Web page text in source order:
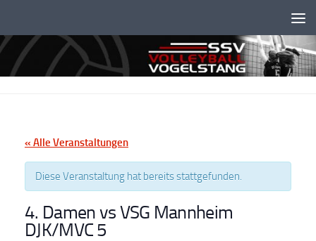
« Alle Veranstaltungen
Diese Veranstaltung hat bereits stattgefunden.
4. Damen vs VSG Mannheim
DJK/MVC 5